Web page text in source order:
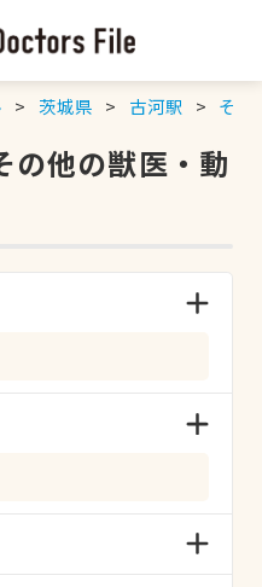
茨城県 古河駅 その
の他の獣医・動